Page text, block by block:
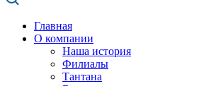
Главная
О компании
Наша история
Филиалы
Тантана